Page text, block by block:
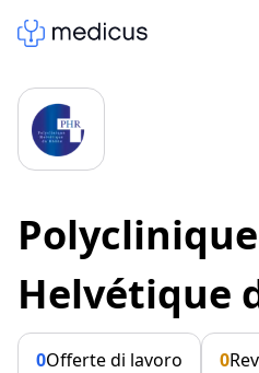
Polyclinique
Helvétique
0Offerte di lavoro 0